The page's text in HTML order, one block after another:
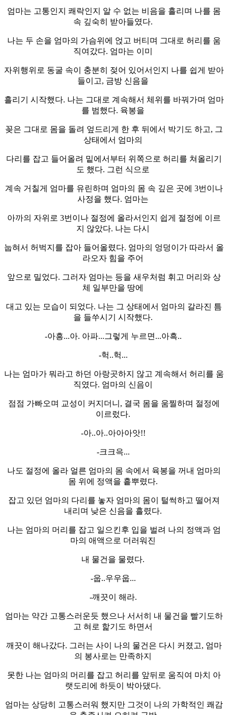
엄마는 고통인지 쾌락인지 알 수 없는 비음을 흘리며 나를 몸
속 깊숙히 받아들였다.
나는 두 손을 엄마의 가슴위에 얹고 버티며 그대로 허리를 움
직여갔다. 엄마는 이미
자위행위로 동굴 속이 충분히 젖어 있어서인지 나를 쉽게 받아
들이고, 금방 신음을
흘리기 시작했다. 나는 그대로 계속해서 체위를 바꿔가며 엄마
를 범했다. 육봉을
꽂은 그대로 몸을 돌려 엎드리게 한 후 뒤에서 박기도 하고, 그
상태에서 엄마의
다리를 잡고 들어올려 밑에서부터 위쪽으로 허리를 쳐올리기
도 했다. 그런 식으로
계속 거칠게 엄마를 유린하며 엄마의 몸 속 깊은 곳에 3번이나
사정을 했다. 엄마는
아까의 자위로 3번이나 절정에 올라서인지 쉽게 절정에 이르
지 않았다. 나는 다시
눕혀서 허벅지를 잡아 들어올렸다. 엄마의 엉덩이가 따라서 올
라오자 힘을 주어
앞으로 밀었다. 그러자 엄마는 등을 새우처럼 휘고 머리와 상
체 일부만을 땅에
대고 있는 모습이 되었다. 나는 그 상태에서 엄마의 갈라진 틈
을 들쑤시기 시작했다.
-아흥...아. 아파...그렇게 누르면...아흑..
-헉..헉...
나는 엄마가 뭐라고 하던 아랑곳하지 않고 계속해서 허리를 움
직였다. 엄마의 신음이
점점 가빠오며 교성이 커지더니, 결국 몸을 움찔하며 절정에
이르렀다.
-아..아..아아아앗!!
-크크윽...
나도 절정에 올라 얼른 엄마의 몸 속에서 육봉을 꺼내 엄마의
몸 위에 정액을 흩뿌렸다.
잡고 있던 엄마의 다리를 놓자 엄마의 몸이 털썩하고 떨어져
내리며 낮은 신음을 흘렸다.
나는 엄마의 머리를 잡고 일으킨후 입을 벌려 나의 정액과 엄
마의 애액으로 더러워진
내 물건을 물렸다.
-웁..우우웁...
-깨끗이 해라.
엄마는 약간 고통스러운듯 했으나 서서히 내 물건을 빨기도하
고 혀로 핥기도 하면서
깨끗이 해나갔다. 그러는 사이 나의 물건은 다시 커졌고, 엄마
의 봉사로는 만족하지
못한 나는 엄마의 머리를 잡고 허리를 앞뒤로 움직여 마치 아
랫도리에 하듯이 박아댔다.
엄마는 상당히 고통스러워 했지만 그것이 나의 가학적인 쾌감